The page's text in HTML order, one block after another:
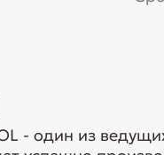
- один из